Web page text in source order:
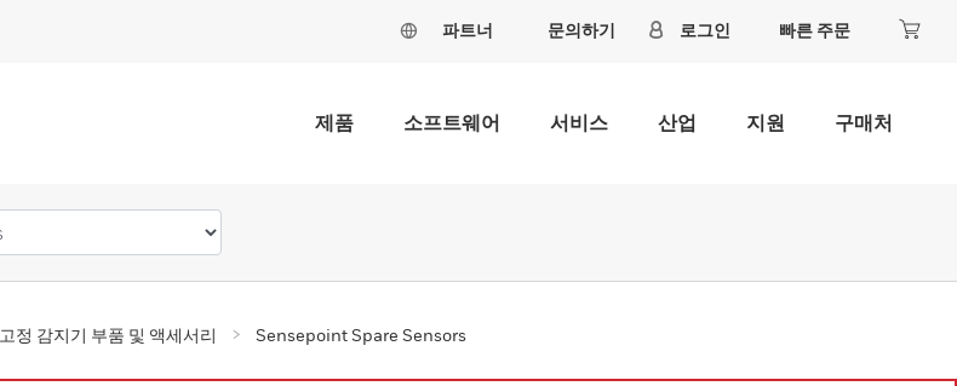
파트너 문의하기 로그인 빠른 주문
제품 소프트웨어 서비스 산업 지원 구매처
고정 감지기 부품 및 액세서리 Sensepoint Spare Sensors